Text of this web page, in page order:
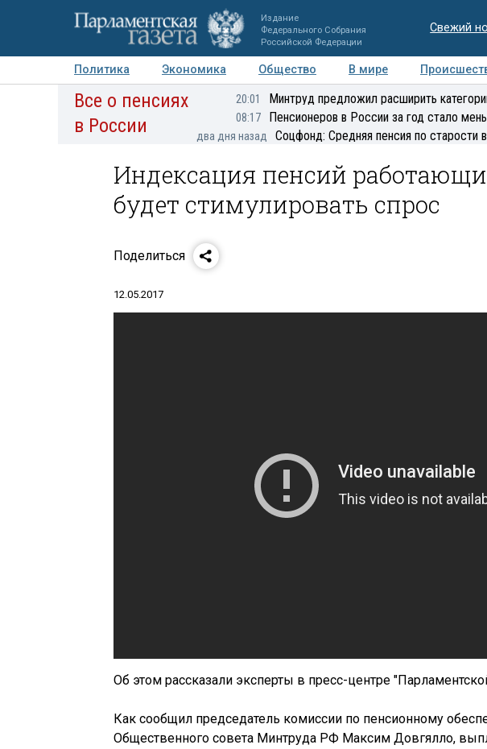
Издание
Федерального Собрания
Российской Федерации
Свежий
Политика Экономика Общество В мире
Авторы Персоны Мнения Регионы Медиацентр
Все о пенсиях
в России
20:01 Минтруд предложил расширить
08:17 Пенсионеров в России за год стало
два дня назад Соцфонд: Средняя пенсия по старости
Индексация пенсий
будет стимулировать спрос
Поделиться
12.05.2017
Об этом рассказали эксперты в пресс-центре
Как сообщил председатель комиссии по пенсионному
Общественного совета Минтруда РФ Максим Довгялло,